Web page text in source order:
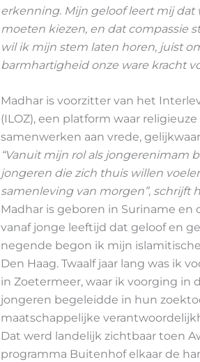
erkenning. Mijn geloof leert mij
moeten kiezen, en dat compassie
wil ik mijn stem laten horen, juist
barmhartigheid onze ware kracht
Madhar is voorzitter van het
(ILOZ), een platform waar
samenwerken aan vrede,
“Vanuit mijn rol als jongerenimam
jongeren die zich thuis willen
samenleving van morgen”, schrijft
Madhar is geboren in Suriname en
vanaf jonge leeftijd dat geloof en
negende begon ik mijn
Den Haag. Twaalf jaar lang was ik
in Zoetermeer, waar ik voorging
jongeren begeleidde in hun
maatschappelijke
Dat werd landelijk zichtbaar toen
programma Buitenhof elkaar de